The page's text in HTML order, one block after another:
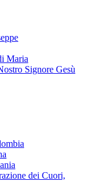
Maria
Signore Gesù
dei Cuori,